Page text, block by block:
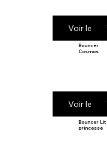
Voir le
Bouncer
Cosmos
Voir le
Bouncer Lit
princesse